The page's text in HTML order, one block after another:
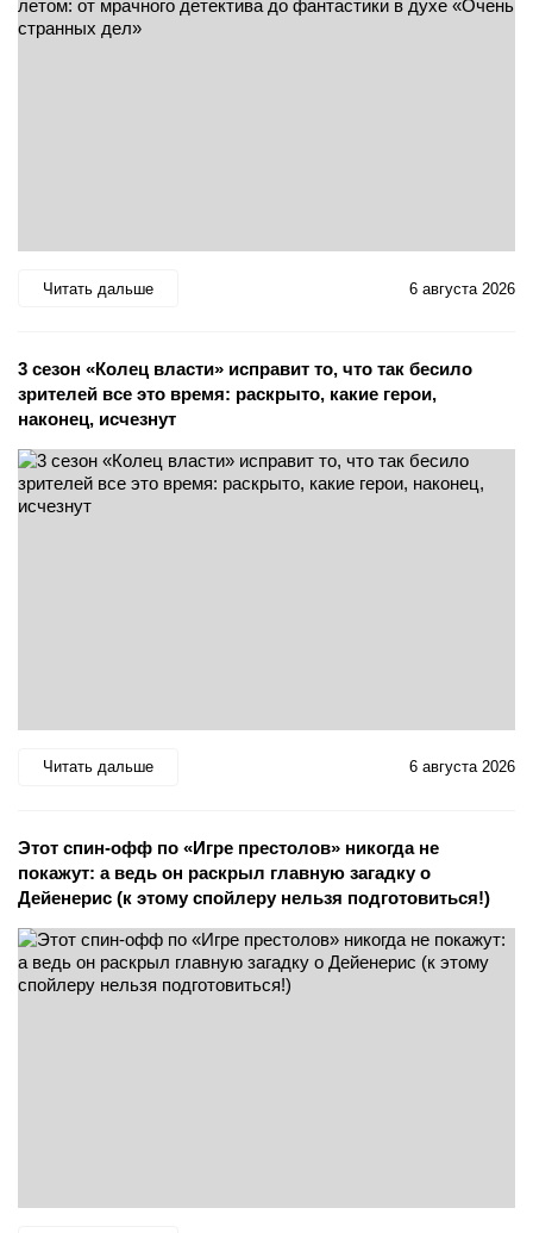
Читать дальше 6 августа 2026
3 сезон «Колец власти» исправит то, что так бесило
зрителей все это время: раскрыто, какие герои,
наконец, исчезнут
Читать дальше 6 августа 2026
Этот спин-офф по «Игре престолов» никогда не
покажут: а ведь он раскрыл главную загадку о
Дейенерис (к этому спойлеру нельзя подготовиться!)